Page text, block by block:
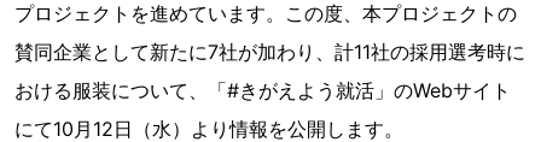
プロジェクトを進めています。この度、本プロジェクトの
賛同企業として新たに7社が加わり、計11社の採用選考時に
おける服装について、「#きがえよう就活」のWebサイト
にて10月12日（水）より情報を公開します。